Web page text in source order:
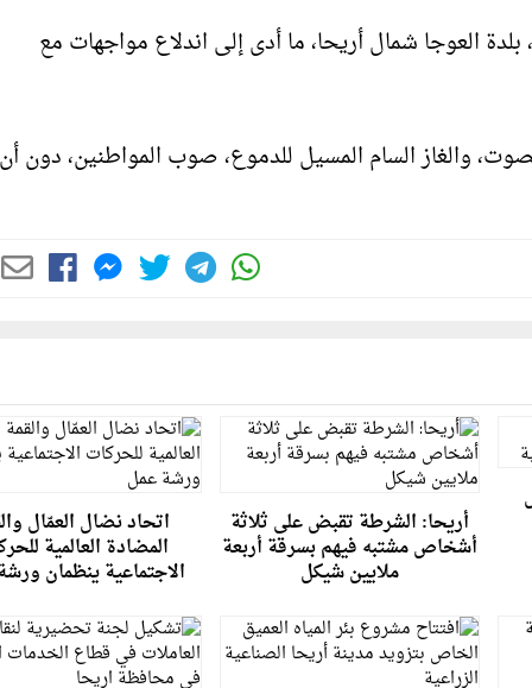
العوجا شمال أريحا، ما أدى إلى اندلاع مواجهات مع
والغاز السام المسيل للدموع، صوب المواطنين، دون
أريحا: الشرطة تقبض على ثلاثة
أشخاص مشتبه فيهم بسرقة أربعة
ملايين شيكل
اتحاد نضال العمّال
المضادة العالمية
الاجتماعية ينظمان